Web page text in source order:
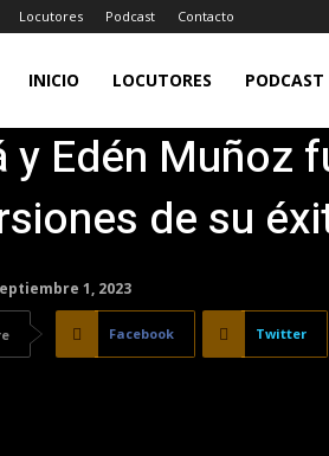
Locutores Podcast Contacto
INICIO LOCUTORES PODCAST
y Edén Muñoz
de su
1, 2023
Facebook Twitter